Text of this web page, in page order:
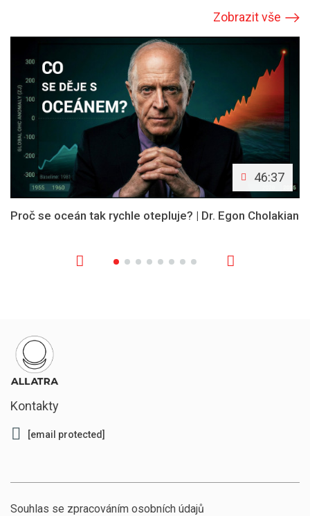
Zobrazit vše
46:37
Proč se oceán tak rychle otepluje? | Dr. Egon Cholakian
Kontakty
[email protected]
Souhlas se zpracováním osobních údajů